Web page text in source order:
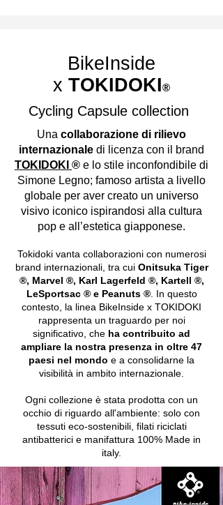
BikeInside
x TOKIDOKI®
Cycling Capsule collection
Una collaborazione di rilievo
internazionale di licenza con il brand
TOKIDOKI ® e lo stile inconfondibile di
Simone Legno; famoso artista a livello
globale per aver creato un universo
visivo iconico ispirandosi alla cultura
pop e all’estetica giapponese.
Tokidoki vanta collaborazioni con numerosi
brand internazionali, tra cui Onitsuka Tiger
®, Marvel ®, Karl Lagerfeld ®, Kartell ®,
LeSportsac ® e Peanuts ®. In questo
contesto, la linea BikeInside x TOKIDOKI
rappresenta un traguardo per noi
significativo, che ha contribuito ad
ampliare la nostra presenza in oltre 47
paesi nel mondo e a consolidarne la
visibilità in ambito internazionale.
Ogni collezione è stata prodotta con un
occhio di riguardo all'ambiente: solo con
tessuti eco-sostenibili, filati riciclati
antibatterici e manifattura 100% Made in
italy.